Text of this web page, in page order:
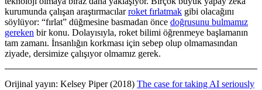
kurumunda çalışan araştırmacılarroket fırlatmak gibi olacağını
söylüyor: “fırlat” düğmesine basmadan önce doğrusunu bulmamız
gereken bir konu. Dolayısıyla, roket bilimi öğrenmeye başlamanın
tam zamanı. İnsanlığın korkması için sebep olup olmamasından
ziyade, dersimize çalışıyor olmamız gerek.
Orijinal yayın: Kelsey Piper (2018) The case for taking AI seriously